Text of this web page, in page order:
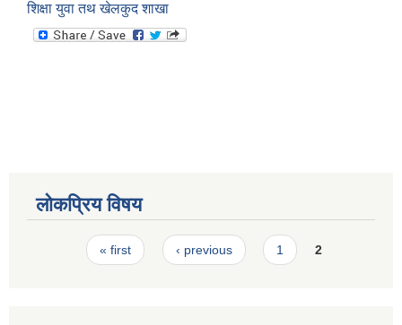
शिक्षा युवा तथ खेलकुद शाखा
लोकप्रिय विषय
Pages« first ‹ previous 1 2